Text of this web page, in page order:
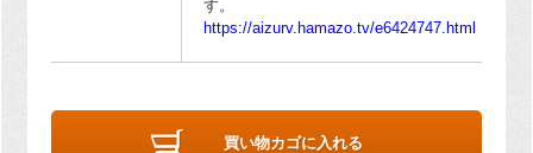
す。
https://aizurv.hamazo.tv/e6424747.html
買い物カゴに入れる